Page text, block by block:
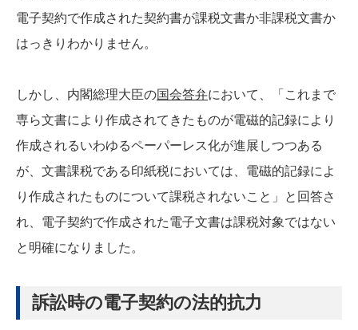
電子契約で作成された契約書が課税文書か非課税文書か
はっきりわかりません。
しかし、内閣総理大臣の国会答弁において、「これまで
専ら文書により作成されてきたものが電磁的記録により
作成されるいわゆるペーパーレス化が進展しつつある
が、文書課税である印紙税においては、電磁的記録によ
り作成されたものについて課税されないこと」と回答さ
れ、電子契約で作成された電子文書は課税対象ではない
と明確になりました。
訴訟時の電子契約の法的抗力